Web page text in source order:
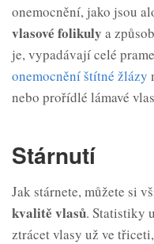
onemocnění, jako jsou
vlasové folikuly a
je, vypadávají celé
onemocnění štítné žlázy
nebo prořídlé lámavé
Stárnutí
Jak stárnete, můžete si
kvalitě vlasů. Statistiky
ztrácet vlasy už ve